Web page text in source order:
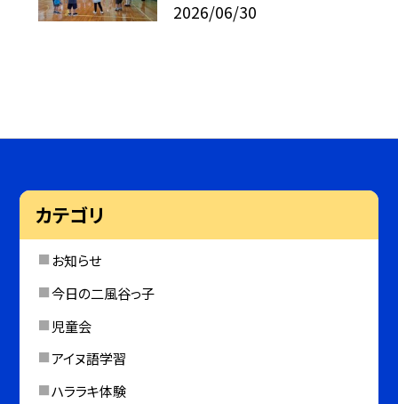
2026/06/30
カテゴリ
お知らせ
今日の二風谷っ子
児童会
アイヌ語学習
ハララキ体験